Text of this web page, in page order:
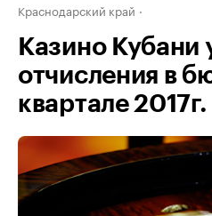
Краснодарский край
Казино Кубани
отчисления в
квартале 2017г.